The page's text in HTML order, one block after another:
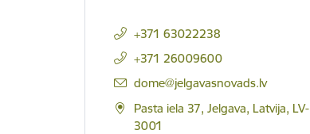
+371 63022238
+371 26009600
E-pasts:
dome@jelgavasnovads.lv
Pasta iela 37, Jelgava, Latvija, LV-
3001